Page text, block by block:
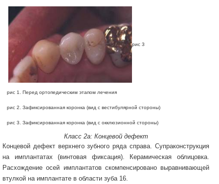
рис 3
рис 1. Перед ортопедическим этапом лечения
рис 2. Зафиксированная коронка (вид с вестибулярной стороны)
рис 3. Зафиксированная коронка (вид с окклюзионной стороны)
Класс 2a: Концевой дефект
Концевой дефект верхнего зубного ряда справа. Супраконструкция
на имплантатах (винтовая фиксация). Керамическая облицовка.
Расхождение осей имплантатов скомпенсировано выравнивающей
втулкой на имплантате в области зуба 16.